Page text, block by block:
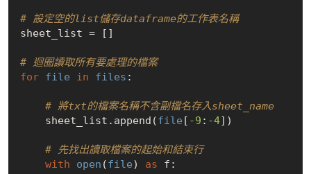
# 設定空的list儲存dataframe的工作表名稱
sheet_list = []
# 迴圈讀取所有要處理的檔案
for file in files :
# 將txt的檔案名稱不含副檔名存入sheet_name
    sheet_list.append(
file [ -9 : -4])
# 先找出讀取檔案的起始和結束行
with
open (file) as f: